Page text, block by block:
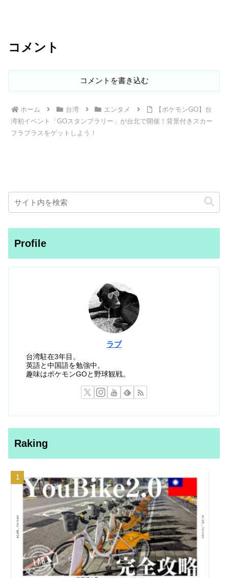
コメント
コメントを書き込む
ホーム 台湾 エンタメ
【ポケモンGO】台
湾初イベント「GOスタンプラリー」が台北で開催！背景付きスカー
フラプラスをゲットしよう！
Profile
ラブ
台湾駐在3年目。
英語と中国語を勉強中。
趣味はポケモンGOと野球観戦。
Raking